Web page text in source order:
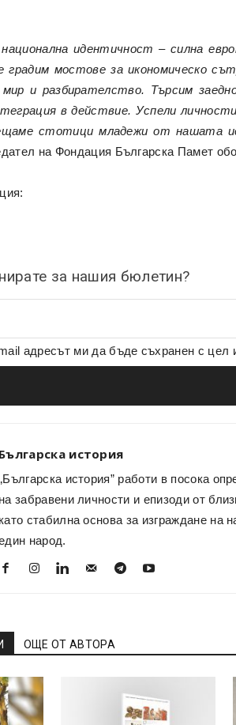
идентичност – силна
градим мостове за икономическо
и разбирателство. Търсим
в действие. Успели
стотици младежи от нашата
на Фондация Българска Памет
за нашия бюлетин?
адресът ми да бъде съхранен с
Българска история
история” работи в посока
на забравени личности и епизоди от
като стабилна основа за изграждане на
народ.
ОЩЕ ОТ АВТОРА